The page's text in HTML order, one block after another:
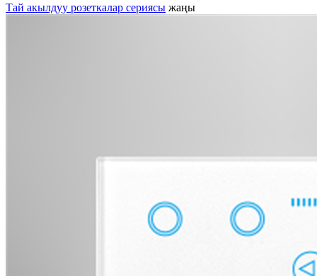
Тай акылдуу розеткалар сериясы жаңы